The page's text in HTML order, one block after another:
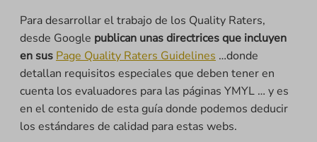
Para desarrollar el trabajo de los Quality Raters,
desde Google publican unas directrices que incluyen
en sus Page Quality Raters Guidelines …donde
detallan requisitos especiales que deben tener en
cuenta los evaluadores para las páginas YMYL … y es
en el contenido de esta guía donde podemos deducir
los estándares de calidad para estas webs.